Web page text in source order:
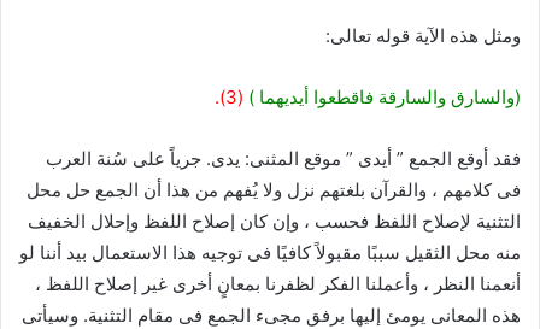
ومثل هذه الآية قوله تعالى:
(والسارق والسارقة فاقطعوا أيديهما ) (3).
فقد أوقع الجمع ” أيدى ” موقع المثنى: يدى. جرياً على سُنة العرب
فى كلامهم ، والقرآن بلغتهم نزل ولا يُفهم من هذا أن الجمع حل محل
التثنية لإصلاح اللفظ فحسب ، وإن كان إصلاح اللفظ وإحلال الخفيف
منه محل الثقيل سببًا مقبولاً كافيًا فى توجيه هذا الاستعمال بيد أننا لو
أنعمنا النظر ، وأعملنا الفكر لظفرنا بمعانٍ أخرى غير إصلاح اللفظ ،
هذه المعانى يومئ إليها برفق مجىء الجمع فى مقام التثنية. وسيأتى